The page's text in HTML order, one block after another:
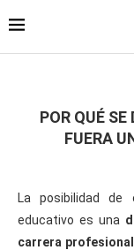
POR QUÉ
FUERA
La posibilidad
educativo es una
carrera profesional